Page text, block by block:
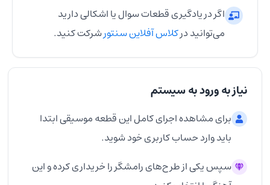
اگر در یادگیری قطعات سوال یا اشکالی دارید
می‌توانید درکلاس آفلاین سنتورشرکت کنید.
نیاز به ورود به سیستم
برای مشاهده اجرای کامل این قطعه موسیقی ابتدا
باید وارد حساب کاربری خود شوید.
سپس یکی از طرح‌های رامشگر را خریداری کرده و این